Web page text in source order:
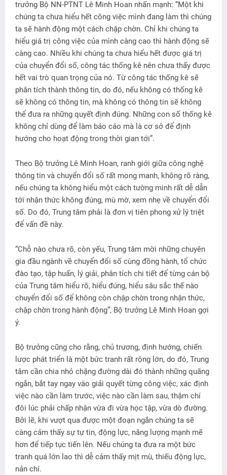
trưởng Bộ NN-PTNT Lê Minh Hoan nhấn mạnh: “Một khi
chúng ta chưa hiểu hết công việc mình đang làm thì chúng
ta sẽ hành động một cách chập chờn. Chỉ khi chúng ta
hiểu giá trị công việc của mình càng cao thì hành động sẽ
càng cao. Nhiều khi chúng ta chưa hiểu hết được giá trị
của chuyển đổi số, công tác thống kê nên chưa thấy được
hết vai trò quan trọng của nó. Từ công tác thống kê sẽ
phân tích thành thông tin, do đó, nếu không có thống kê
sẽ không có thông tin, mà không có thông tin sẽ không
thể đưa ra những quyết định đúng. Những con số thống kê
không chỉ dùng để làm báo cáo mà là cơ sở để định
hướng cho hoạt động trong thời gian tới”.
Theo Bộ trưởng Lê Minh Hoan, ranh giới giữa công nghệ
thông tin và chuyển đổi số rất mong manh, không rõ ràng,
nếu chúng ta không hiểu một cách tường minh rất dễ dẫn
tới nhận thức không đúng, mù mờ, xem nhẹ về chuyển đổi
số. Do đó, Trung tâm phải là đơn vị tiên phong xử lý triệt
để vấn đề này.
“Chỗ nào chưa rõ, còn yếu, Trung tâm mời những chuyên
gia đầu ngành về chuyển đổi số cùng đồng hành, tổ chức
đào tạo, tập huấn, lý giải, phân tích chi tiết để từng cán bộ
của Trung tâm hiểu rõ, hiểu đúng, hiểu sâu sắc thế nào
chuyển đổi số để không còn chập chờn trong nhận thức,
chập chờn trong hành động”, Bộ trưởng Lê Minh Hoan gợi
ý.
Bộ trưởng cũng cho rằng, chủ trương, định hướng, chiến
lược phát triển là một bức tranh rất rộng lớn, do đó, Trung
tâm cần chia nhỏ chặng đường dài đó thành những quãng
ngắn, bắt tay ngay vào giải quyết từng công việc, xác định
việc nào cần làm trước, việc nào cần làm sau, thậm chí
đôi lúc phải chấp nhận vừa đi vừa học tập, vừa dò đường.
Bởi lẽ, khi vượt qua được một đoạn ngắn chúng ta sẽ
càng cảm thấy sự tự tin, động lực, năng lượng mạnh mẽ
hơn để tiếp tục tiến lên. Nếu chúng ta đưa ra một bức
tranh quá lớn lao thì dễ cảm thấy mịt mù, thiếu động lực,
nản chí.